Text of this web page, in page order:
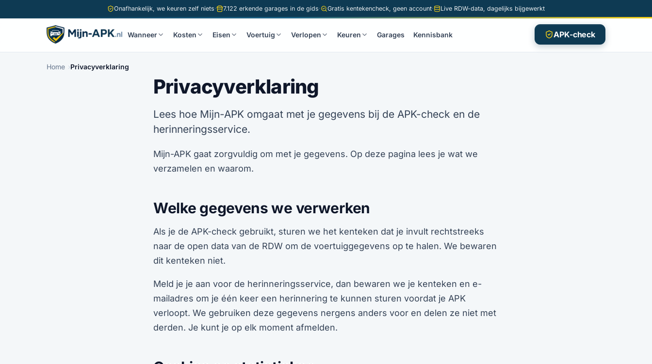
Onafhankelijk, we keuren zelf niets· 7.122 erkende garages in de gids· Gratis kentekencheck, geen account· Live RDW-data, dagelijks bijgewerkt
Wanneer Kosten Eisen Voertuig Verlopen Keuren Garages Kennisbank APK-check
Home Privacyverklaring
Privacyverklaring
Lees hoe Mijn-APK omgaat met je gegevens bij de APK-check en de
herinneringsservice.
Mijn-APK gaat zorgvuldig om met je gegevens. Op deze pagina lees je wat we
verzamelen en waarom.
Welke gegevens we verwerken
Als je de APK-check gebruikt, sturen we het kenteken dat je invult rechtstreeks
naar de open data van de RDW om de voertuiggegevens op te halen. We bewaren
dit kenteken niet.
Meld je je aan voor de herinneringsservice, dan bewaren we je kenteken en e-
mailadres om je één keer een herinnering te kunnen sturen voordat je APK
verloopt. We gebruiken deze gegevens nergens anders voor en delen ze niet met
derden. Je kunt je op elk moment afmelden.